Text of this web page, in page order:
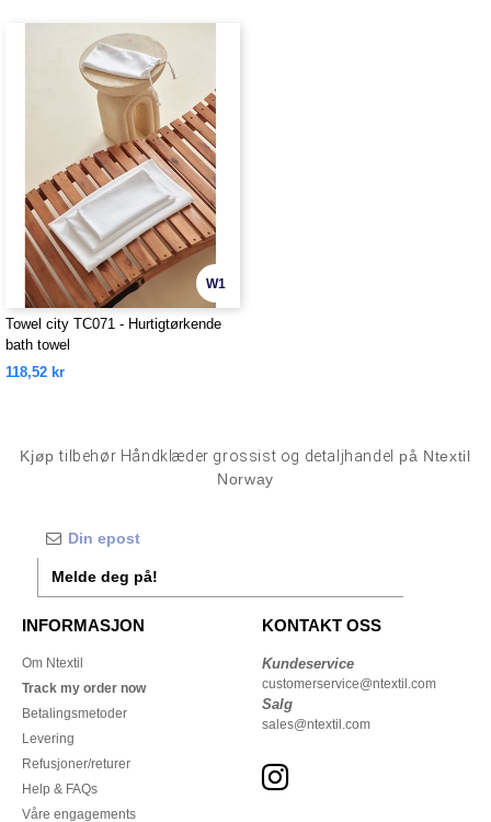
W1
Towel city TC071 - Hurtigtørkende
bath towel
118,52 kr
Kjøptilbehør Håndklæder grossist og detaljhandel på Ntextil
Norway
Melde deg på!
INFORMASJON
Om Ntextil
Track my order now
Betalingsmetoder
Levering
Refusjoner/returer
Help & FAQs
Våre engagements
KONTAKT OSS
Kundeservice
customerservice@ntextil.com
Salg
sales@ntextil.com